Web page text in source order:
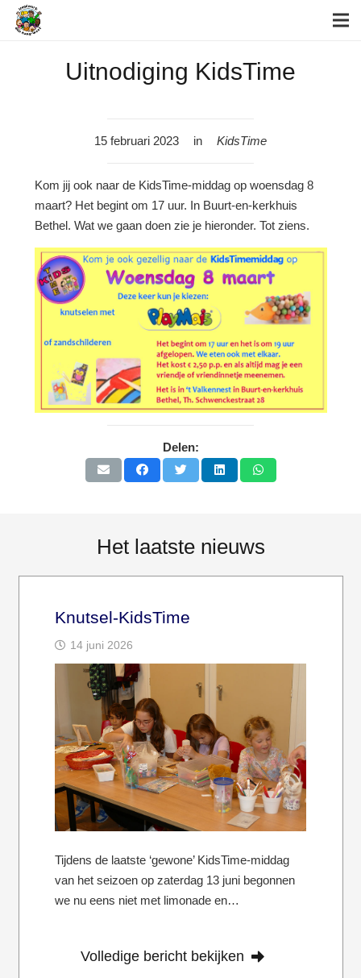
Uitnodiging KidsTime
15 februari 2023 in KidsTime
Kom jij ook naar de KidsTime-middag op woensdag 8
maart? Het begint om 17 uur. In Buurt-en-kerkhuis
Bethel. Wat we gaan doen zie je hieronder. Tot ziens.
Delen:
Het laatste nieuws
Knutsel-KidsTime
14 juni 2026
Tijdens de laatste ‘gewone’ KidsTime-middag
van het seizoen op zaterdag 13 juni begonnen
we nu eens niet met limonade en…
Volledige bericht bekijken